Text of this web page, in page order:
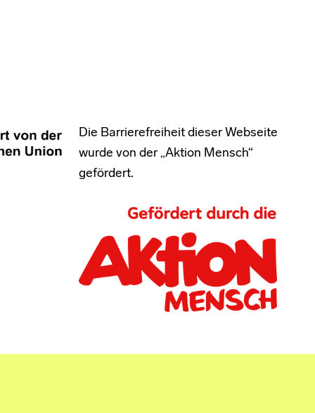
Die Barrierefreiheit dieser Webseite
wurde von der „Aktion Mensch“
gefördert.